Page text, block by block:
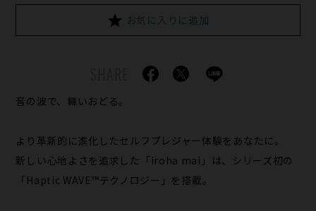
お気に入りに追加
音の波で、舞いおどる。
より革新的に進化したセルフプレジャー体験をあなたに。
新しい心地よさを追求した「iroha mai」は、シリーズ初の
「Haptic WAVE™テクノロジー」を搭載。